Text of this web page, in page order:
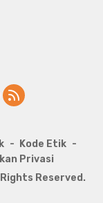
Kode Etik
Privasi
Reserved.